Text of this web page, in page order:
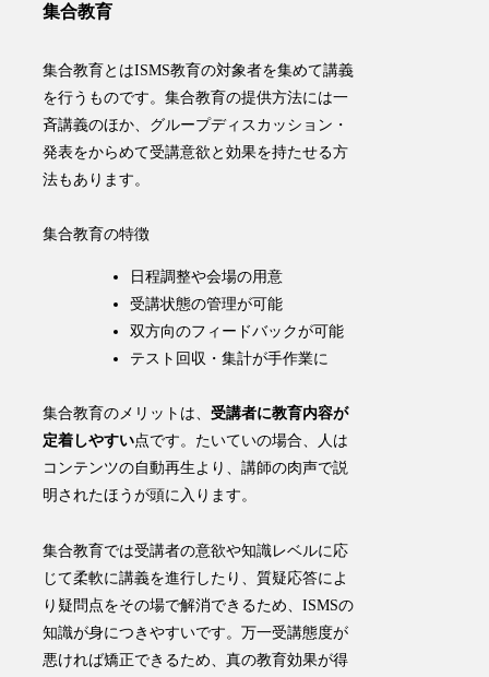
集合教育
集合教育とはISMS教育の対象者を集めて講義
を行うものです。集合教育の提供方法には一
斉講義のほか、グループディスカッション・
発表をからめて受講意欲と効果を持たせる方
法もあります。
集合教育の特徴
日程調整や会場の用意
受講状態の管理が可能
双方向のフィードバックが可能
テスト回収・集計が手作業に
集合教育のメリットは、受講者に教育内容が
定着しやすい点です。たいていの場合、人は
コンテンツの自動再生より、講師の肉声で説
明されたほうが頭に入ります。
集合教育では受講者の意欲や知識レベルに応
じて柔軟に講義を進行したり、質疑応答によ
り疑問点をその場で解消できるため、ISMSの
知識が身につきやすいです。万一受講態度が
悪ければ矯正できるため、真の教育効果が得